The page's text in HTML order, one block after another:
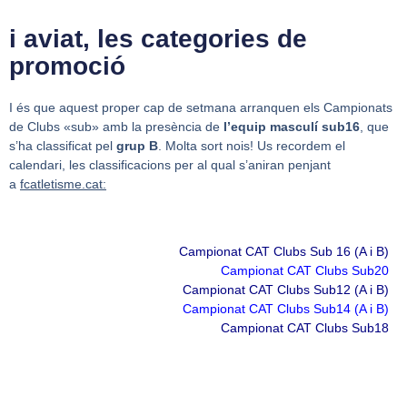
i aviat, les categories de
promoció
I és que aquest proper cap de setmana arranquen els Campionats
de Clubs «sub» amb la presència de l’equip masculí sub16, que
s’ha classificat pel grup B. Molta sort nois! Us recordem el
calendari, les classificacions per al qual s’aniran penjant
a fcatletisme.cat:
Campionat CAT Clubs Sub 16 (A i B)
Campionat CAT Clubs Sub20
Campionat CAT Clubs Sub12 (A i B)
Campionat CAT Clubs Sub14 (A i B)
Campionat CAT Clubs Sub18